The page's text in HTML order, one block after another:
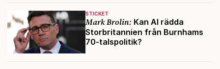
STICKET
Mark Brolin: Kan AI rädda
Storbritannien från Burnhams
70-talspolitik?